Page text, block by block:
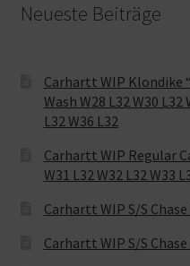
Neueste Beiträge
Carhartt WIP Klondike
Wash W28 L32 W30 L32
L32 W36 L32
Carhartt WIP Regular
W31 L32 W32 L32 W33
Carhartt WIP S/S
Carhartt WIP S/S